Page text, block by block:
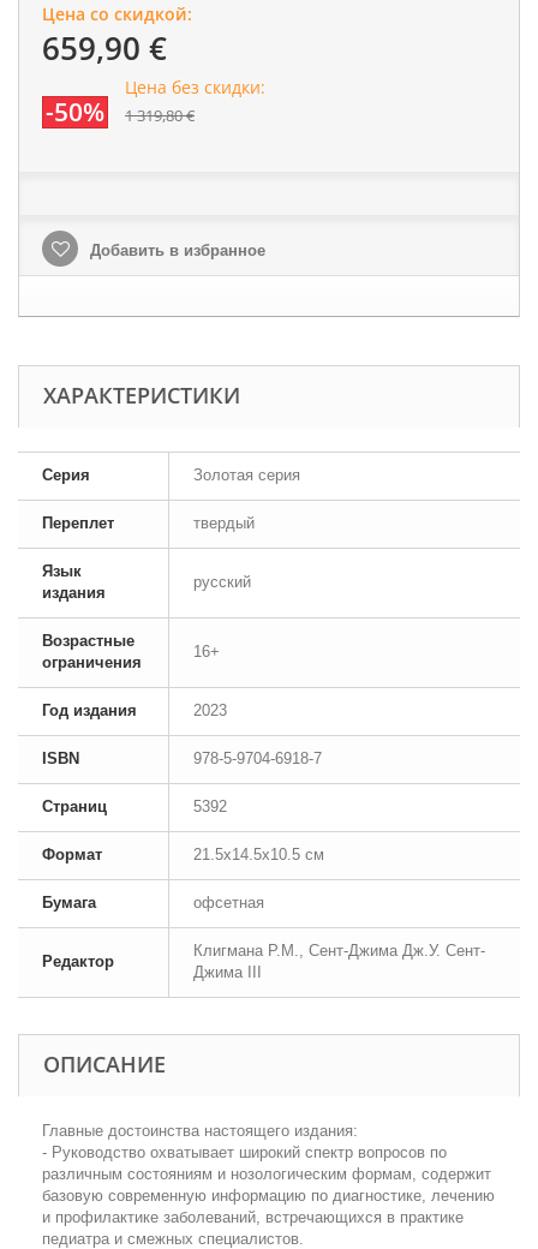
Цена со скидкой:
659,90 €
-50%
Цена без скидки:
1 319,80 €
Добавить в избранное
ХАРАКТЕРИСТИКИ
Серия Золотая серия
Переплет твердый
Язык
издания
русский
Возрастные
ограничения
16+
Год издания 2023
ISBN 978-5-9704-6918-7
Страниц 5392
Формат 21.5x14.5x10.5 см
Бумага офсетная
Редактор
Клигмана Р.М., Сент-Джима Дж.У. Сент-
Джима III
ОПИСАНИЕ
Главные достоинства настоящего издания:
- Руководство охватывает широкий спектр вопросов по
различным состояниям и нозологическим формам, содержит
базовую современную информацию по диагностике, лечению
и профилактике заболеваний, встречающихся в практике
педиатра и смежных специалистов.